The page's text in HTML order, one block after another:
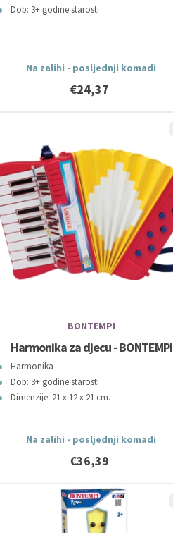
Dob: 3+ godine starosti
Na zalihi - posljednji komadi
€24,37
BONTEMPI
Harmonika za djecu - BONTEMPI
Harmonika
Dob: 3+ godine starosti
Dimenzije: 21 x 12 x 21 cm.
Na zalihi - posljednji komadi
€36,39